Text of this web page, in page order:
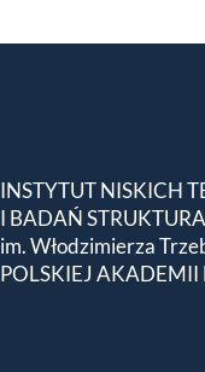
INSTYTUT NISKICH
I BADAŃ
im. Włodzimierza
POLSKIEJ AKADEMII